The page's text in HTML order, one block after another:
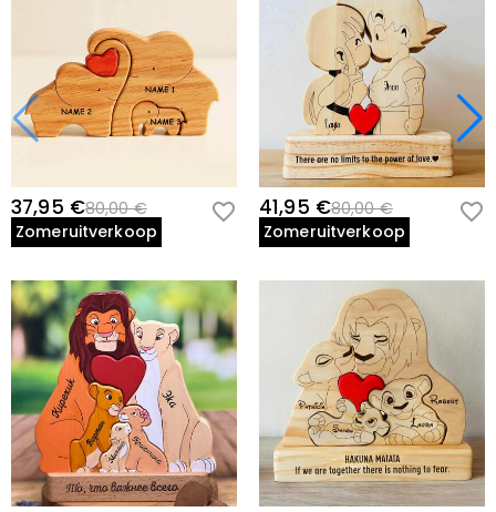
37,95 €80,00 €
Zomeruitverkoop
41,95 €80,00 €
Zomeruitverkoop